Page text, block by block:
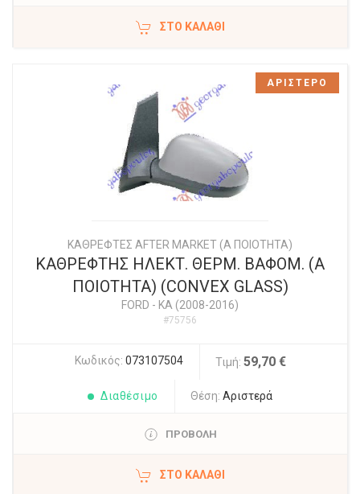
ΣΤΟ ΚΑΛΆΘΙ
ΚΑΘΡΕΦΤΕΣ AFTER MARKET (Α ΠΟΙΟΤΗΤΑ)
ΚΑΘΡΕΦΤΗΣ ΗΛΕΚΤ. ΘΕΡΜ. ΒΑΦΟΜ. (Α
ΠΟΙΟΤΗΤΑ) (CONVEX GLASS)
FORD - KA (2008-2016)
#75756
Κωδικός: 073107504 Τιμή: 59,70 €
Διαθέσιμο Θέση: Αριστερά
ΠΡΟΒΟΛΗ
ΣΤΟ ΚΑΛΆΘΙ
ΑΡΙΣΤΕΡΟ